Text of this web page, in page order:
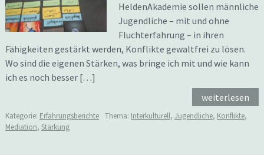
HeldenAkademie sollen männliche
Jugendliche – mit und ohne
Fluchterfahrung – in ihren
Fähigkeiten gestärkt werden, Konflikte gewaltfrei zu lösen.
Wo sind die eigenen Stärken, was bringe ich mit und wie kann
ich es noch besser […]
weiterlesen
Kategorie: Erfahrungsberichte Thema: Interkulturell, Jugendliche, Konflikte,
Mediation, Stärkung